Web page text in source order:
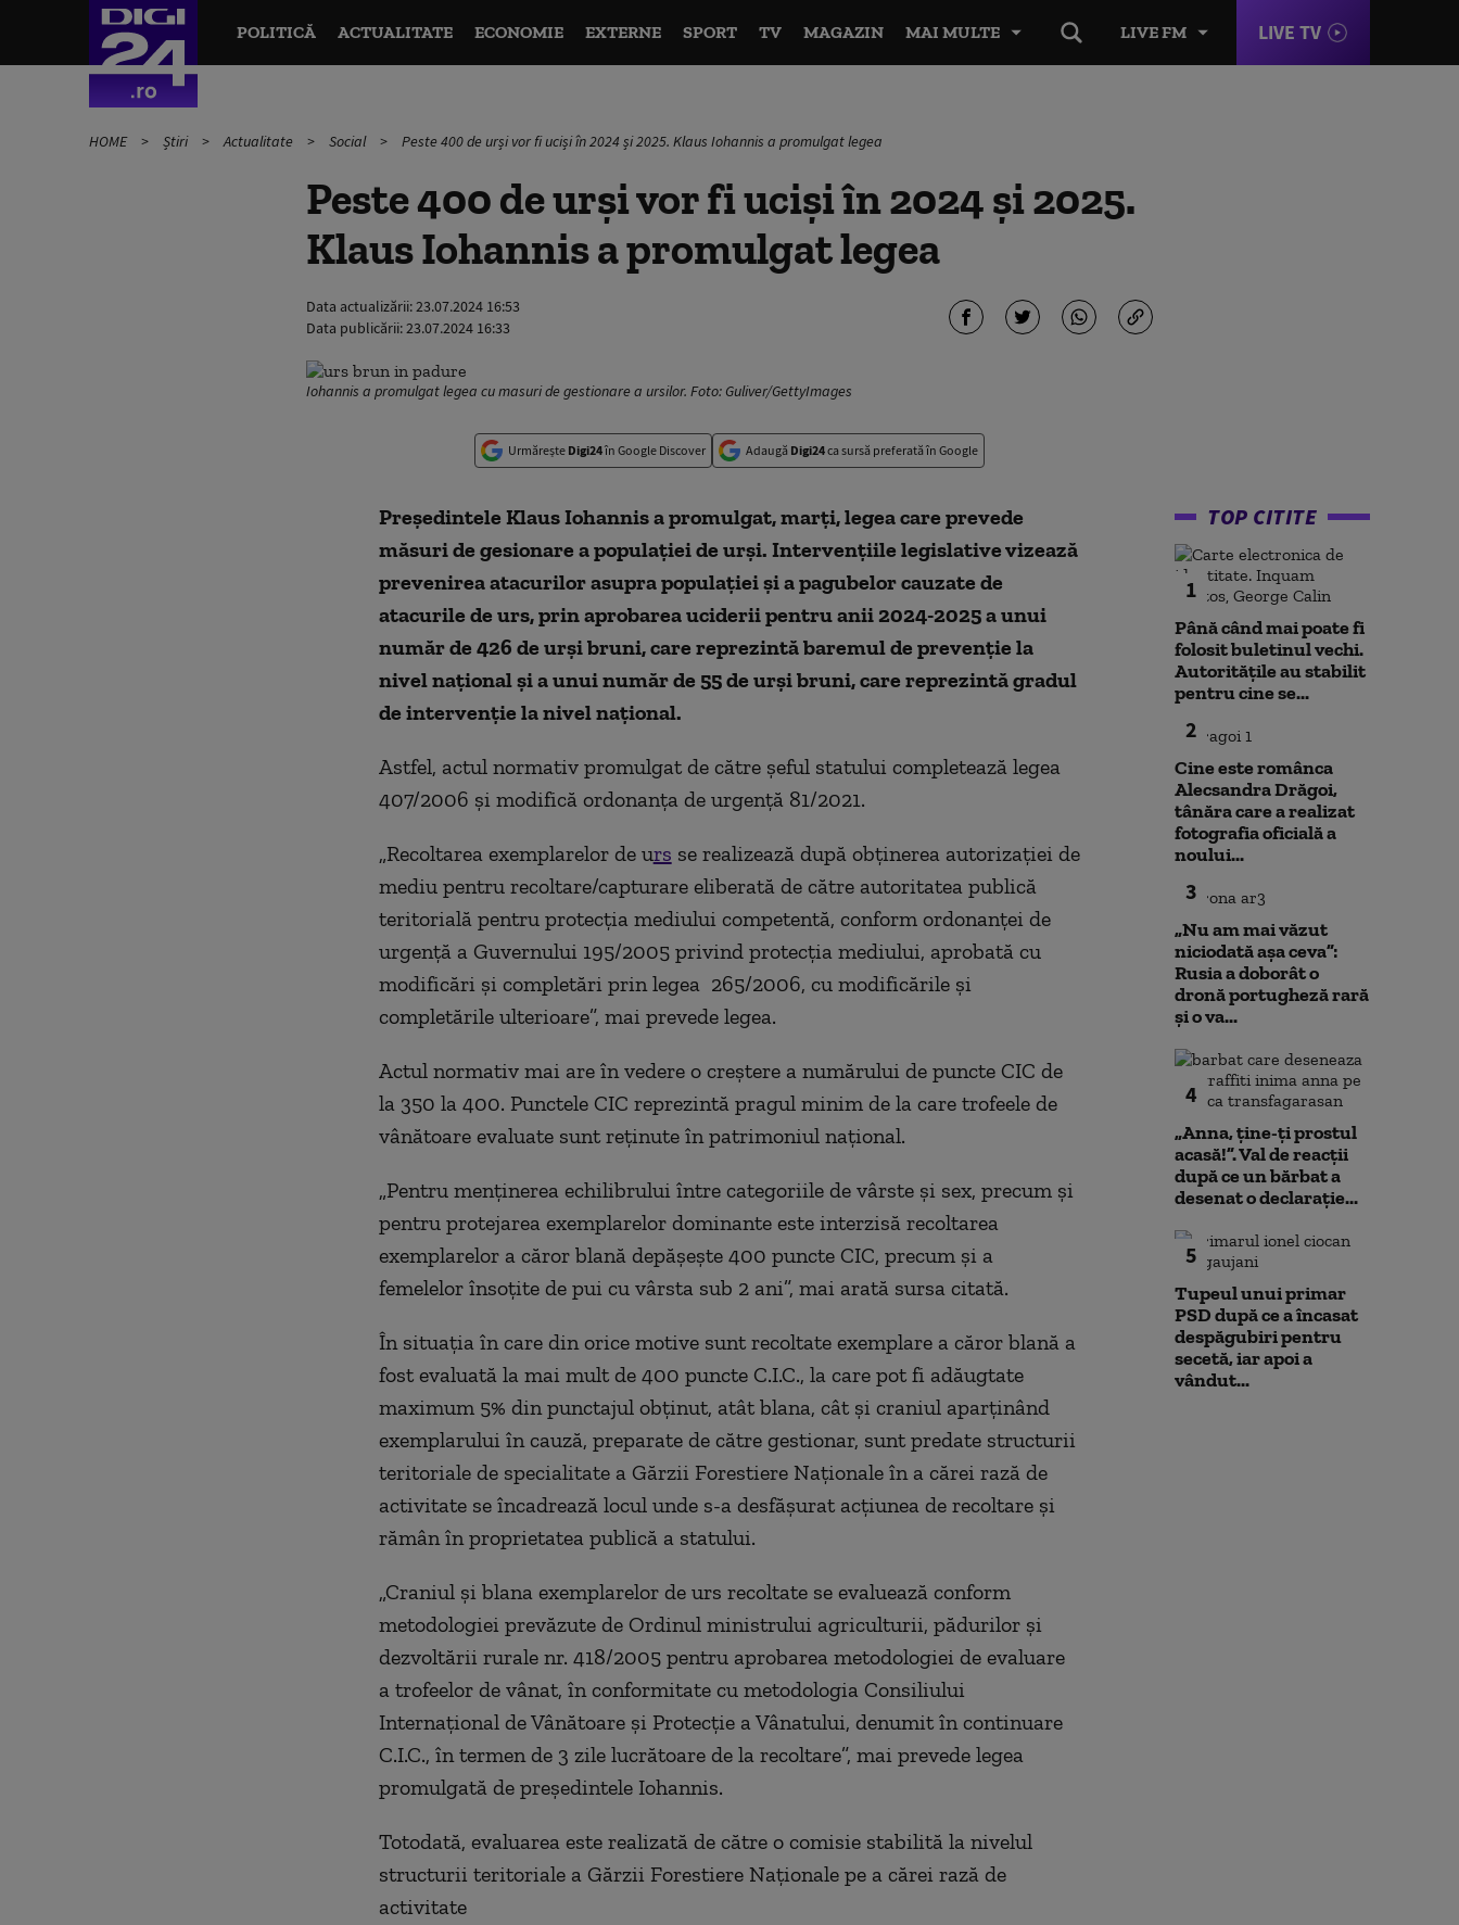
LIVE FM LIVE TV
POLITICĂ ACTUALITATE ECONOMIE EXTERNE SPORT TV MAGAZIN MAI MULTE
HOME Știri Actualitate Social Peste 400 de urși vor fi uciși în 2024 și 2025. Klaus Iohannis a promulgat legea
Peste 400 de urși vor fi uciși în 2024 și 2025.
Klaus Iohannis a promulgat legea
Data actualizării:23.07.2024 16:53
Data publicării:23.07.2024 16:33
Iohannis a promulgat legea cu masuri de gestionare a ursilor. Foto: Guliver/GettyImages
Urmărește Digi24în Google Discover Adaugă Digi24ca sursă preferată în Google
Președintele Klaus Iohannis a promulgat, marți, legea care prevede
măsuri de gesionare a populației de urși. Intervenţiile legislative vizează
prevenirea atacurilor asupra populaţiei şi a pagubelor cauzate de
atacurile de urs, prin aprobarea uciderii pentru anii 2024-2025 a unui
număr de 426 de urși bruni, care reprezintă baremul de prevenţie la
nivel naţional şi a unui număr de 55 de urși bruni, care reprezintă gradul
de intervenţie la nivel naţional.
Astfel, actul normativ promulgat de către șeful statului completează legea
407/2006 și modifică ordonanţa de urgenţă 81/2021.
„Recoltarea exemplarelor de urs se realizează după obținerea autorizației de
mediu pentru recoltare/capturare eliberată de către autoritatea publică
teritorială pentru protecția mediului competentă, conform ordonanței de
urgență a Guvernului 195/2005 privind protecția mediului, aprobată cu
modificări și completări prin legea 265/2006, cu modificările și
completările ulterioare”, mai prevede legea.
Actul normativ mai are în vedere o creștere a numărului de puncte CIC de
la 350 la 400. Punctele CIC reprezintă pragul minim de la care trofeele de
vânătoare evaluate sunt reţinute în patrimoniul naţional.
„Pentru menţinerea echilibrului între categoriile de vârste şi sex, precum şi
pentru protejarea exemplarelor dominante este interzisă recoltarea
exemplarelor a căror blană depăşeşte 400 puncte CIC, precum şi a
femelelor însoţite de pui cu vârsta sub 2 ani”, mai arată sursa citată.
În situația în care din orice motive sunt recoltate exemplare a căror blană a
fost evaluată la mai mult de 400 puncte C.I.C., la care pot fi adăugtate
maximum 5% din punctajul obținut, atât blana, cât și craniul aparținând
exemplarului în cauză, preparate de către gestionar, sunt predate structurii
teritoriale de specialitate a Gărzii Forestiere Naționale în a cărei rază de
activitate se încadrează locul unde s-a desfășurat acțiunea de recoltare și
rămân în proprietatea publică a statului.
„Craniul și blana exemplarelor de urs recoltate se evaluează conform
metodologiei prevăzute de Ordinul ministrului agriculturii, pădurilor și
dezvoltării rurale nr. 418/2005 pentru aprobarea metodologiei de evaluare
a trofeelor de vânat, în conformitate cu metodologia Consiliului
Internațional de Vânătoare și Protecție a Vânatului, denumit în continuare
C.I.C., în termen de 3 zile lucrătoare de la recoltare”, mai prevede legea
promulgată de președintele Iohannis.
Totodată, evaluarea este realizată de către o comisie stabilită la nivelul
structurii teritoriale a Gărzii Forestiere Naționale pe a cărei rază de
activitate
TOP CITITE
1
Până când mai poate fi
folosit buletinul vechi.
Autoritățile au stabilit
pentru cine se...
2
Cine este românca
Alecsandra Drăgoi,
tânăra care a realizat
fotografia oficială a
noului...
3
„Nu am mai văzut
niciodată așa ceva”:
Rusia a doborât o
dronă portugheză rară
și o va...
4
„Anna, ţine-ţi prostul
acasă!”. Val de reacții
după ce un bărbat a
desenat o declarație...
5
Tupeul unui primar
PSD după ce a încasat
despăgubiri pentru
secetă, iar apoi a
vândut...